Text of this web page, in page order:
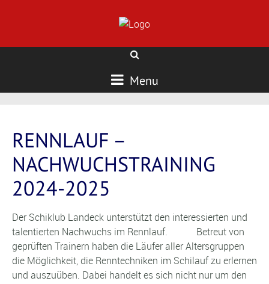
Menu
RENNLAUF –
NACHWUCHSTRAINING
2024-2025
Der Schiklub Landeck unterstützt den interessierten und
talentierten Nachwuchs im Rennlauf. Betreut von
geprüften Trainern haben die Läufer aller Altersgruppen
die Möglichkeit, die Renntechniken im Schilauf zu erlernen
und auszuüben. Dabei handelt es sich nicht nur um den